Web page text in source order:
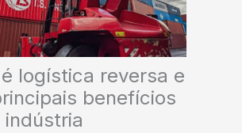
logística reversa e
benefícios
indústria